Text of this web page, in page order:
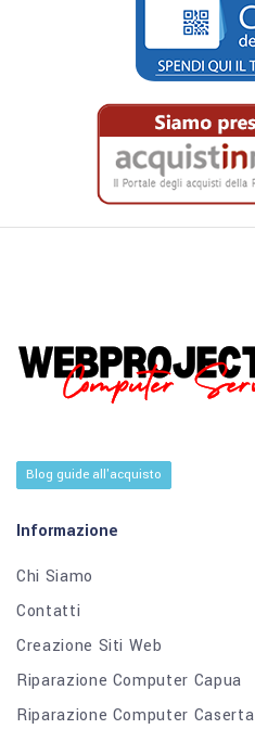
Blog guide all'acquisto
Informazione
Chi Siamo
Contatti
Creazione Siti Web
Riparazione Computer Capua
Riparazione Computer Caserta